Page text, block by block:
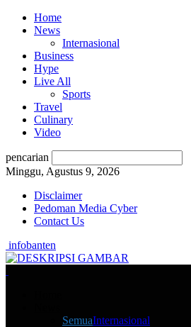
Home
News
Internasional
Business
Hype
Live All
Sports
Travel
Culinary
Video
pencarian
Minggu, Agustus 9, 2026
Disclaimer
Pedoman Media Cyber
Contact Us
infobanten
SemuaInternasional